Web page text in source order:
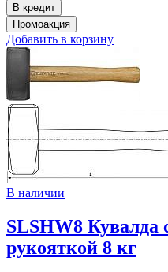
Добавить в корзину
В наличии
SLSHW8 Кувалда
рукояткой 8 кг